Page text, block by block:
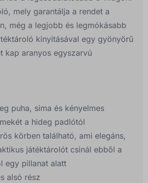
mely garantálja a rendet a
még a legjobb és legmókásabb
kinyitásával egy gyönyörű
kap aranyos egyszarvú
puha, sima és kényelmes
a hideg padlótól
körben található, ami elegáns,
játéktárolót csinál ebből a
egy pillanat alatt
alsó rész